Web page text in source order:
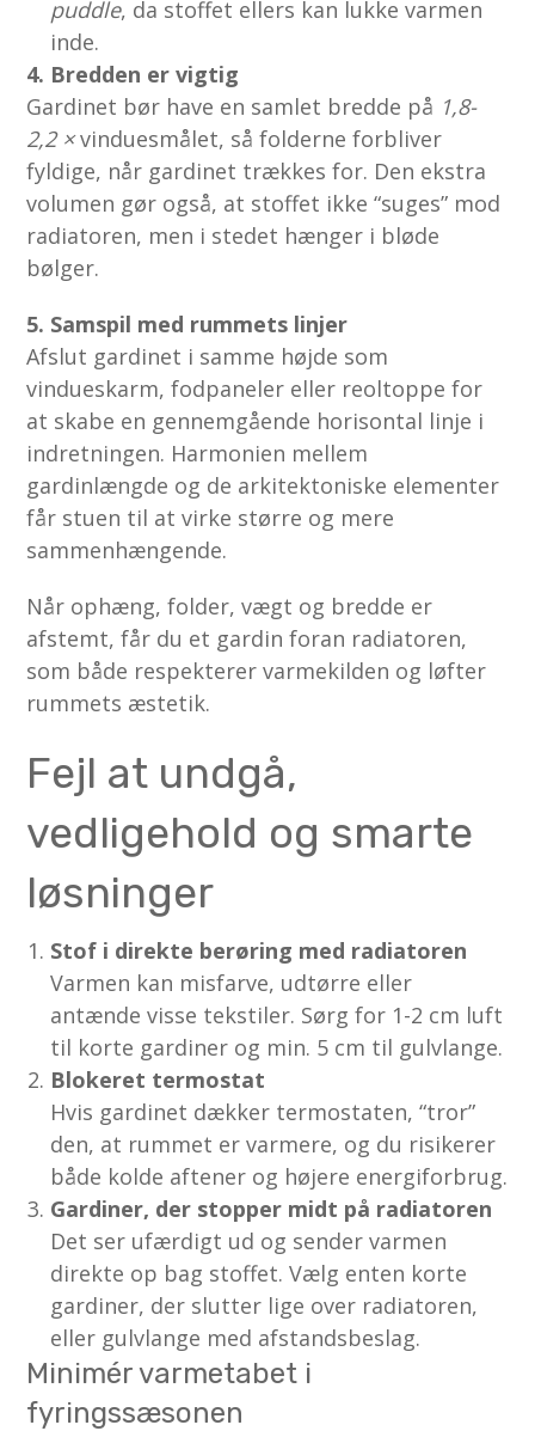
puddle, da stoffet ellers kan lukke varmen
inde.
4. Bredden er vigtig
Gardinet bør have en samlet bredde på 1,8-
2,2 ×vinduesmålet, så folderne forbliver
fyldige, når gardinet trækkes for. Den ekstra
volumen gør også, at stoffet ikke “suges” mod
radiatoren, men i stedet hænger i bløde
bølger.
5. Samspil med rummets linjer
Afslut gardinet i samme højde som
vindueskarm, fodpaneler eller reoltoppe for
at skabe en gennemgående horisontal linje i
indretningen. Harmonien mellem
gardinlængde og de arkitektoniske elementer
får stuen til at virke større og mere
sammenhængende.
Når ophæng, folder, vægt og bredde er
afstemt, får du et gardin foran radiatoren,
som både respekterer varmekilden og løfter
rummets æstetik.
Fejl at undgå,
vedligehold og smarte
løsninger
Stof i direkte berøring med radiatoren
Varmen kan misfarve, udtørre eller
antænde visse tekstiler. Sørg for 1-2 cm luft
til korte gardiner og min. 5 cm til gulvlange.
Blokeret termostat
Hvis gardinet dækker termostaten, “tror”
den, at rummet er varmere, og du risikerer
både kolde aftener og højere energiforbrug.
Gardiner, der stopper midt på radiatoren
Det ser ufærdigt ud og sender varmen
direkte op bag stoffet. Vælg enten korte
gardiner, der slutter lige over radiatoren,
eller gulvlange med afstandsbeslag.
Minimér varmetabet i
fyringssæsonen